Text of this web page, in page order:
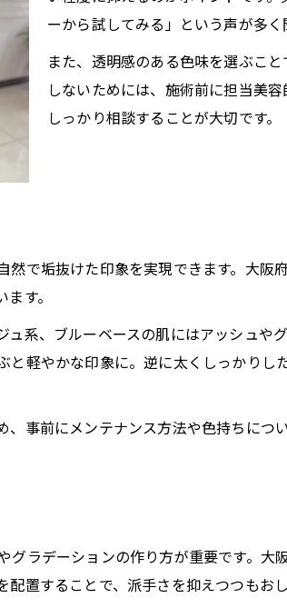
長持ちするイヤリングカラーの色味提案
く透明感叶えるデザインテクニック集
透明感際立つイヤリングカラーのコツ
品のあるイヤリングカーデザインの選び方
自然な仕上がりのイヤリングカーテクニック
ライフスタイル別イヤリングカラー選び方
イヤリングカラーで忙しくても楽しむ方法
生活環境に合うイヤリングカラーの選定基
ナンス周期と続けやすさの秘訣を解説
イヤリングカラーを長く楽しむポイント
イヤリングカラーのセルフケアと頻度の目安
ーから試してみる」という声が多く
また、透明感のある色味を選ぶこ
しないためには、施術前に担当美
しっかり相談することが大切です。
で垢抜けた印象を実現できます。大阪
す。
系、ブルーベースの肌にはアッシュや
軽やかな印象に。逆に太くしっかり
事前にメンテナンス方法や色持ちにつ
ラデーションの作り方が重要です。大
置することで、派手さを抑えつつもお